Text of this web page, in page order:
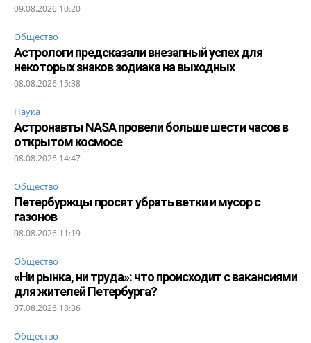
09.08.2026 10:20
Общество
Астрологи предсказали внезапный успех для
некоторых знаков зодиака на выходных
08.08.2026 15:38
Наука
Астронавты NASA провели больше шести часов в
открытом космосе
08.08.2026 14:47
Общество
Петербуржцы просят убрать ветки и мусор с
газонов
08.08.2026 11:19
Общество
«Ни рынка, ни труда»: что происходит с вакансиями
для жителей Петербурга?
07.08.2026 18:36
Общество